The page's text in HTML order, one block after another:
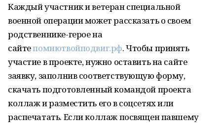
Каждый участник и ветеран специальной
военной операции может рассказать о своем
родственнике-герое на
сайтепомнютвойподвиг.рф. Чтобы принять
участие в проекте, нужно оставить на сайте
заявку, заполнив соответствующую форму,
скачать подготовленный командой проекта
коллаж и разместить его в соцсетях или
распечатать. Если коллаж посвящен павшему